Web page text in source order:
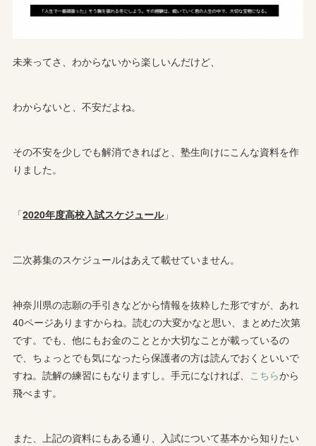
未来ってさ、わからないから楽しいんだけど、
わからないと、不安だよね。
その不安を少しでも解消できればと、塾生向けにこんな資料を作
りました。
「2020年度高校入試スケジュール」
二次募集のスケジュールはあえて載せていません。
神奈川県の志願の手引きなどから情報を抜粋した形ですが、あれ
40ページありますからね。読むの大変かなと思い、まとめた次第
です。でも、他にもお金のこととか大切なことが載っているの
で、ちょっとでも気になったら保護者の方は読んでおくといいで
すね。読解の練習にもなりますし。手元になければ、 こちらから
飛べます。
また、上記の資料にもある通り、入試について基本から知りたい